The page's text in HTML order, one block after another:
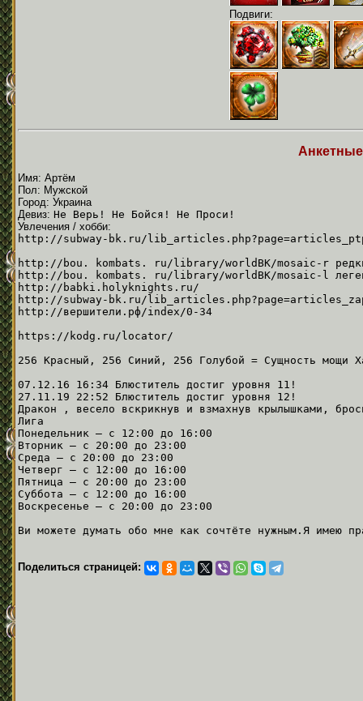
Подвиги:
Имя: Артём
Пол: Мужской
Город: Украина
Девиз: Не Верь! Не Бойся! Не Проси!
Увлечения / хобби:
http://subway-bk.ru/
http://bou. kombats. ru/library/worldBK/mosaic-r
http://bou. kombats. ru/library/worldBK/mosaic-l
http://babki.holyknights.ru/
http://subway-bk.ru/
http://вершители.рф/index/0-34
https://kodg.ru/locator/
256 Красный, 256 Синий, 256 Голубой = Сущность мощи
07.12.16 16:34 Блюститель достиг уровня 11!
27.11.19 22:52 Блюститель достиг уровня 12!
Дракон , весело вскрикнув и взмахнув крылышками,
Лига
Понедельник — с 12:00 до 16:00
Вторник — с 20:00 до 23:00
Среда — с 20:00 до 23:00
Четверг — с 12:00 до 16:00
Пятница — с 20:00 до 23:00
Суббота — с 12:00 до 16:00
Воскресенье — с 20:00 до 23:00
Ви можете думать обо мне как сочтёте нужным.Я имею
Поделиться страницей: